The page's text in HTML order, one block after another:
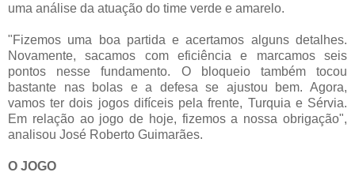
uma análise da atuação do time verde e amarelo.
"Fizemos uma boa partida e acertamos alguns detalhes.
Novamente, sacamos com eficiência e marcamos seis
pontos nesse fundamento. O bloqueio também tocou
bastante nas bolas e a defesa se ajustou bem. Agora,
vamos ter dois jogos difíceis pela frente, Turquia e Sérvia.
Em relação ao jogo de hoje, fizemos a nossa obrigação",
analisou José Roberto Guimarães.
O JOGO